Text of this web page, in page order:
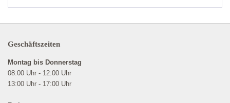
Geschäftszeiten
Montag bis Donnerstag
08:00 Uhr - 12:00 Uhr
13:00 Uhr - 17:00 Uhr